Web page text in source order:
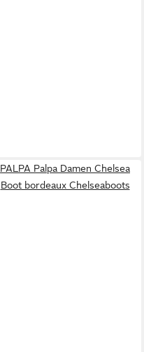
PALPA Palpa Damen Chelsea
Boot bordeaux Chelseaboots